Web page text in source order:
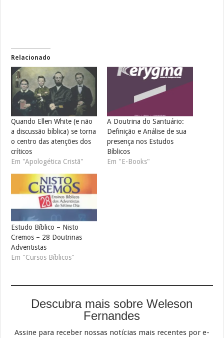
Relacionado
Quando Ellen White (e não
a discussão bíblica) se torna
o centro das atenções dos
críticos
Em "Apologética Cristã"
A Doutrina do Santuário:
Definição e Análise de sua
presença nos Estudos
Bíblicos
Em "E-Books"
Estudo Bíblico – Nisto
Cremos – 28 Doutrinas
Adventistas
Em "Cursos Bíblicos"
Descubra mais sobre Weleson
Fernandes
Assine para receber nossas notícias mais recentes por e-